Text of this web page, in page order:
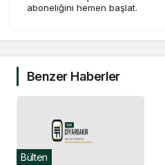
aboneliğini hemen başlat.
Benzer Haberler
Bülten